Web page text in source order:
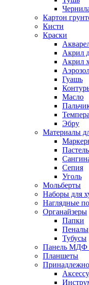
Картон
Кисти
Краски
Акрил
Акрил
Гуашь
Масло
Темпера
Эбру
Материалы
Пастель
Сепия
Уголь
Мольберты
Наборы для
Наглядные
Органайзеры
Папки
Пеналы
Тубусы
Панель МДФ
Планшеты